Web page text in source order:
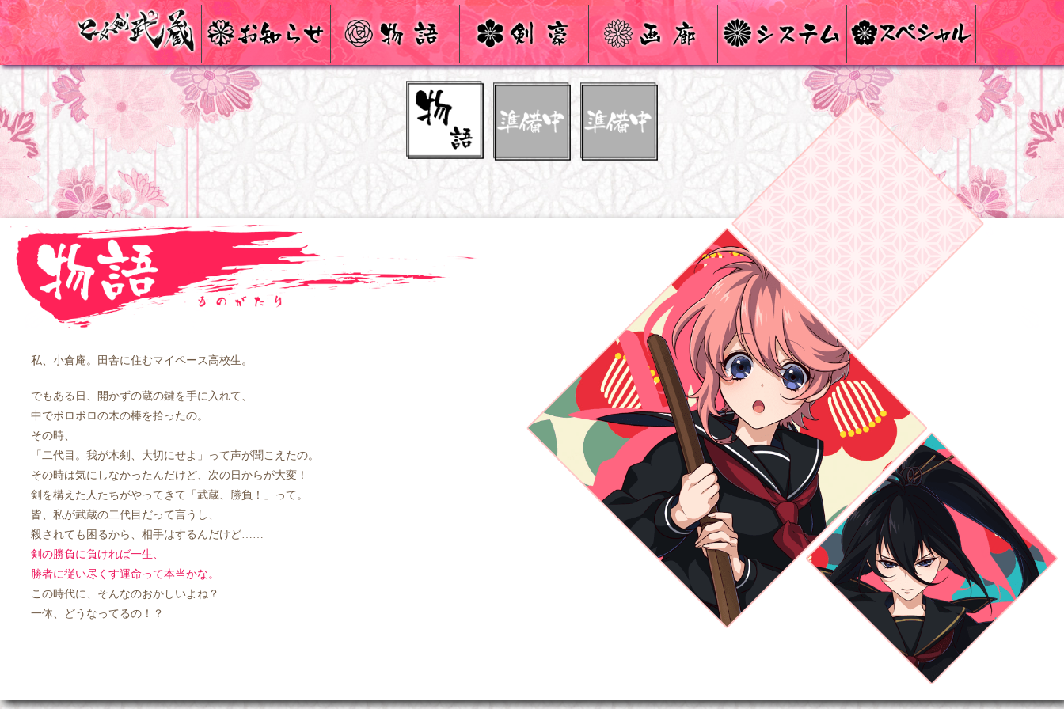
私、小倉庵。田舎に住むマイペース高校生。
でもある日、開かずの蔵の鍵を手に入れて、
中でボロボロの木の棒を拾ったの。
その時、
「二代目。我が木剣、大切にせよ」って声が聞こえたの。
その時は気にしなかったんだけど、次の日からが大変！
剣を構えた人たちがやってきて「武蔵、勝負！」って。
皆、私が武蔵の二代目だって言うし、
殺されても困るから、相手はするんだけど……
剣の勝負に負ければ一生、
勝者に従い尽くす運命って本当かな。
この時代に、そんなのおかしいよね？
一体、どうなってるの！？